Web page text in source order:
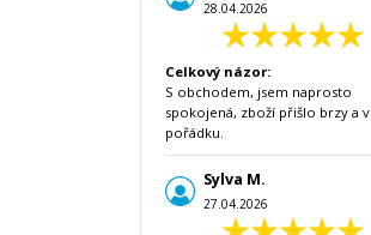
28.04.2026
Celkový názor:
S obchodem, jsem naprosto
spokojená, zboží přišlo brzy a v
pořádku.
Sylva M.
27.04.2026